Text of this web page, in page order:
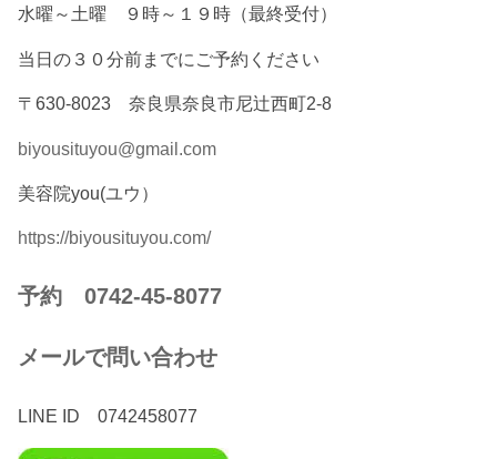
水曜～土曜 ９時～１９時（最終受付）
当日の３０分前までにご予約ください
〒630-8023 奈良県奈良市尼辻西町2-8
biyousituyou@gmail.com
美容院you(ユウ）
https://biyousituyou.com/
予約 0742-45-8077
メールで問い合わせ
LINE ID 0742458077